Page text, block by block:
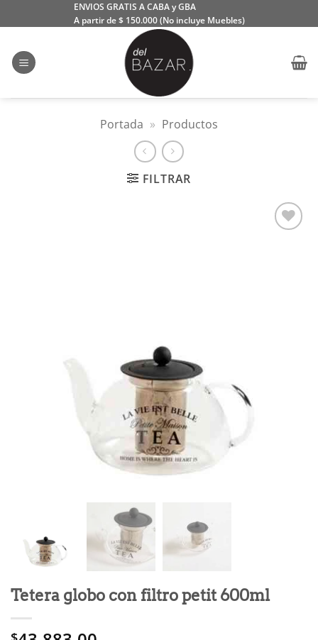
al
ENVIOS GRATIS A CABA y GBA
A partir de $ 150.000 (No incluye Muebles)
Portada » Productos
FILTRAR
Tetera globo con filtro petit 600ml